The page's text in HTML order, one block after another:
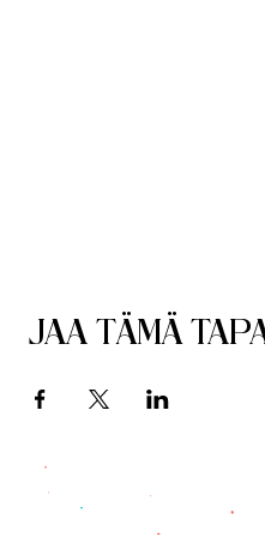
Jaa tämä
Tervetuloa